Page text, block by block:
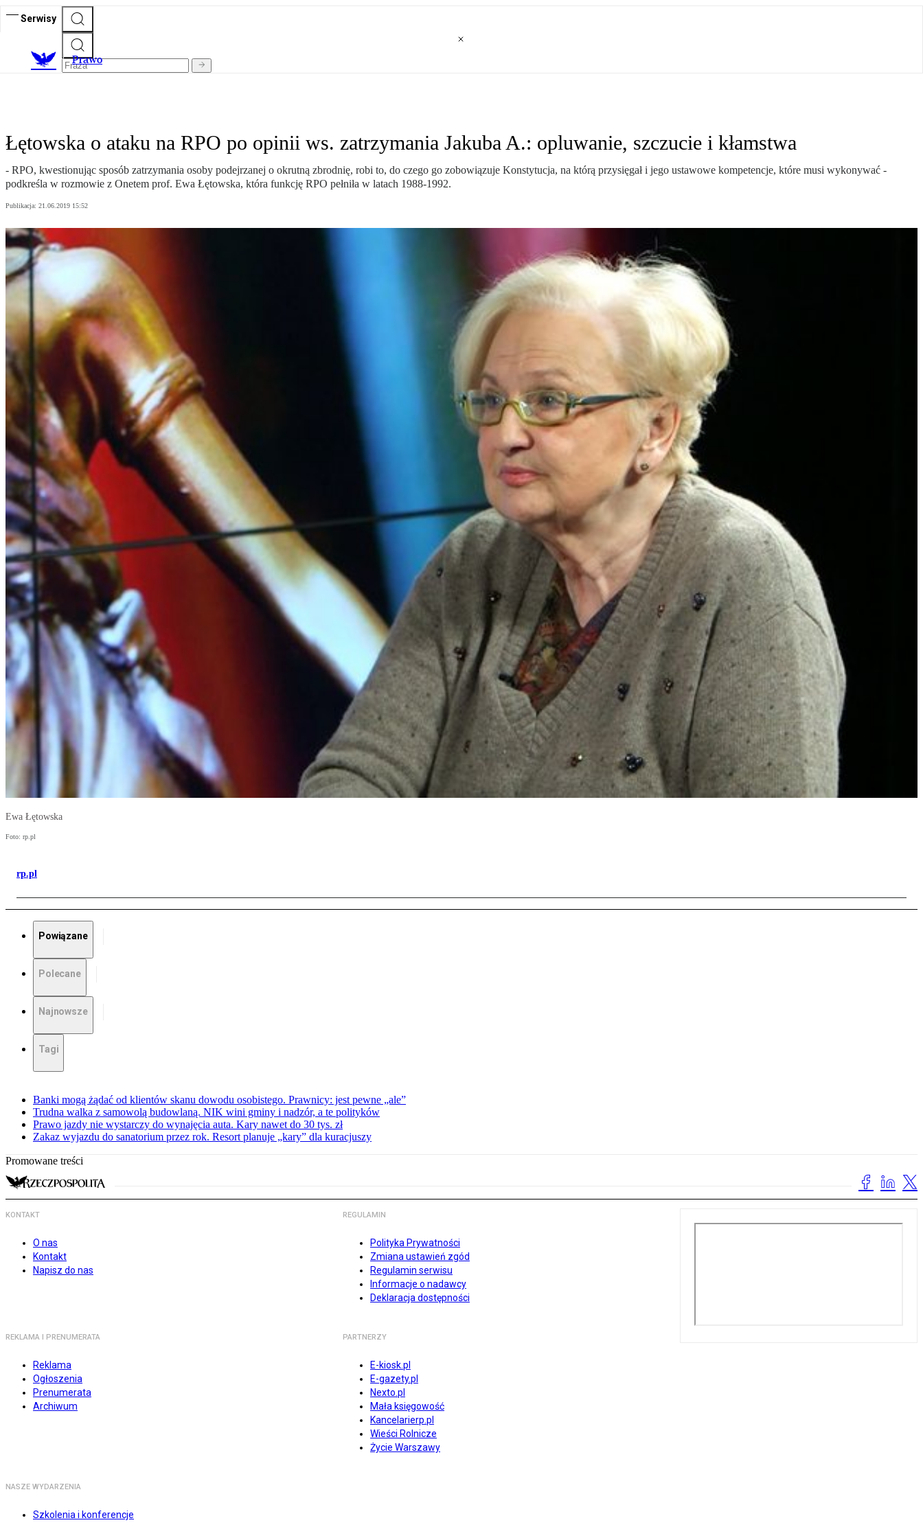
Serwisy
Prawo
Łętowska o ataku na RPO po opinii ws. zatrzymania Jakuba A.: opluwanie, szczucie i kłamstwa
- RPO, kwestionując sposób zatrzymania osoby podejrzanej o okrutną zbrodnię, robi to, do czego go zobowiązuje Konstytucja, na którą przysięgał i jego ustawowe kompetencje, które musi wykonywać -
podkreśla w rozmowie z Onetem prof. Ewa Łętowska, która funkcję RPO pełniła w latach 1988-1992.
Publikacja: 21.06.2019 15:52
Ewa Łętowska
Foto: rp.pl
rp.pl
Powiązane
Polecane
Najnowsze
Tagi
Banki mogą żądać od klientów skanu dowodu osobistego. Prawnicy: jest pewne „ale”
Trudna walka z samowolą budowlaną. NIK wini gminy i nadzór, a te polityków
Prawo jazdy nie wystarczy do wynajęcia auta. Kary nawet do 30 tys. zł
Zakaz wyjazdu do sanatorium przez rok. Resort planuje „kary” dla kuracjuszy
Promowane treści
KONTAKT
O nas
Kontakt
Napisz do nas
REGULAMIN
Polityka Prywatności
Zmiana ustawień zgód
Regulamin serwisu
Informacje o nadawcy
Deklaracja dostępności
REKLAMA I PRENUMERATA
Reklama
Ogłoszenia
Prenumerata
Archiwum
PARTNERZY
E-kiosk.pl
E-gazety.pl
Nexto.pl
Mała księgowość
Kancelarierp.pl
Wieści Rolnicze
Życie Warszawy
NASZE WYDARZENIA
Szkolenia i konferencje